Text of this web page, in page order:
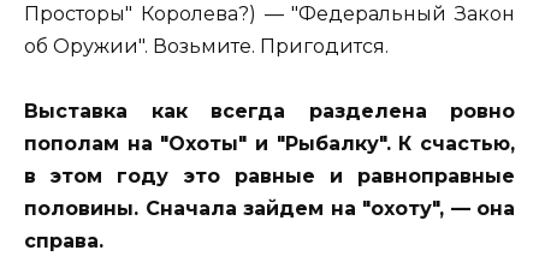
Просторы" Королева?) — "Федеральный Закон
об Оружии". Возьмите. Пригодится.
Выставка как всегда разделена ровно
пополам на "Охоты" и "Рыбалку". К счастью,
в этом году это равные и равноправные
половины. Сначала зайдем на "охоту", — она
справа.